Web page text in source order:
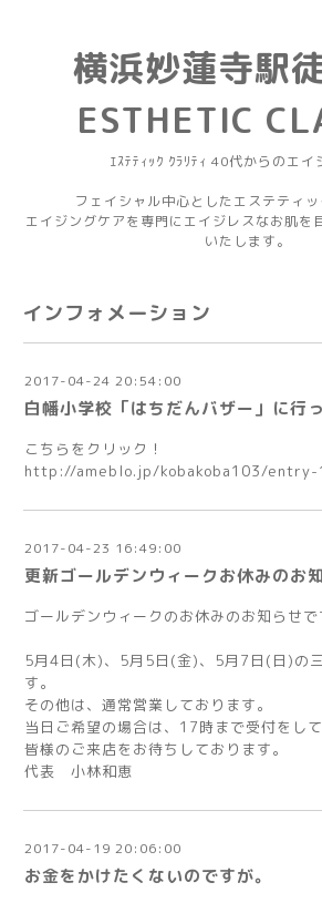
横浜妙蓮寺駅
ESTHETIC
ｴｽﾃﾃｨｯｸ ｸﾗﾘﾃｨ 40代からのエイ
フェイシャル中心としたエステティッ
エイジングケアを専門にエイジレスなお肌を
いたします。
インフォメーション
2017-04-24 20:54:00
白幡小学校「はちだんバザー」に行
こちらをクリック！
http://ameblo.jp/kobakoba103/entry-
2017-04-23 16:49:00
更新ゴールデンウィークお休みのお知
ゴールデンウィークのお休みのお知らせで
5月4日(木)、5月5日(金)、5月7日(日)の
す。
その他は、通常営業しております。
当日ご希望の場合は、17時まで受付をして
皆様のご来店をお待ちしております。
代表 小林和恵
2017-04-19 20:06:00
お金をかけたくないのですが。